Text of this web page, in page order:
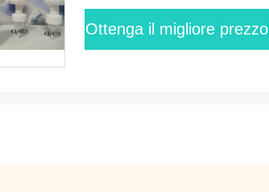
Ottenga il migliore prezzo